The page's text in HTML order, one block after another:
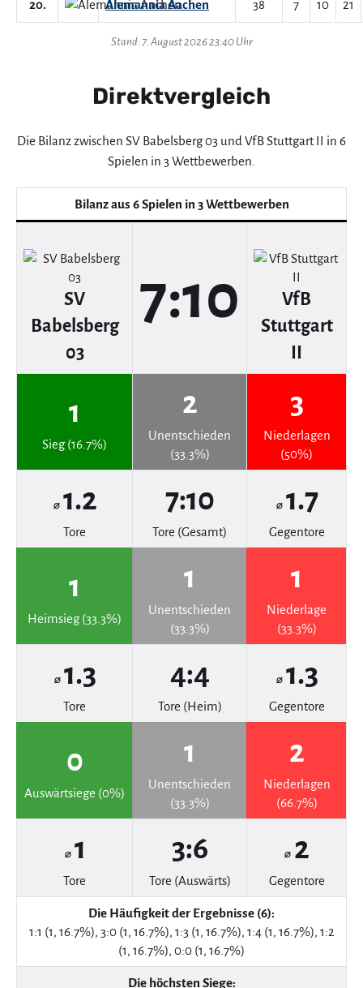
20. Alemannia Aachen 38 7 10 21
Stand: 7. August 2026 23:40 Uhr
Direktvergleich
Die Bilanz zwischen SV Babelsberg 03 und VfB Stuttgart II in 6
Spielen in 3 Wettbewerben.
Bilanz aus 6 Spielen in 3 Wettbewerben
SV
Babelsberg
03
7:10
VfB
Stuttgart
II
1
Sieg (16.7%)
2
Unentschieden
(33.3%)
3
Niederlagen
(50%)
⌀ 1.2
Tore
7:10
Tore (Gesamt)
⌀ 1.7
Gegentore
1
Heimsieg (33.3%)
1
Unentschieden
(33.3%)
1
Niederlage
(33.3%)
⌀ 1.3
Tore
4:4
Tore (Heim)
⌀ 1.3
Gegentore
0
Auswärtsiege (0%)
1
Unentschieden
(33.3%)
2
Niederlagen
(66.7%)
⌀ 1
Tore
3:6
Tore (Auswärts)
⌀ 2
Gegentore
Die Häufigkeit der Ergebnisse (6):
1:1 (1, 16.7%), 3:0 (1, 16.7%), 1:3 (1, 16.7%), 1:4 (1, 16.7%), 1:2
(1, 16.7%), 0:0 (1, 16.7%)
Die höchsten Siege: